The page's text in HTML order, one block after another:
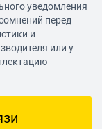
уведомления
перед
и
или у